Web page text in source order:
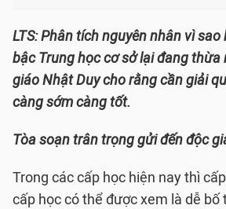
LTS: Phân tích nguyên nhân vì
bậc Trung học cơ sở lại đang thừa
giáo Nhật Duy cho rằng cần giải
càng sớm càng tốt.
Tòa soạn trân trọng gửi đến độc
Trong các cấp học hiện nay thì
cấp học có thể được xem là dễ bố